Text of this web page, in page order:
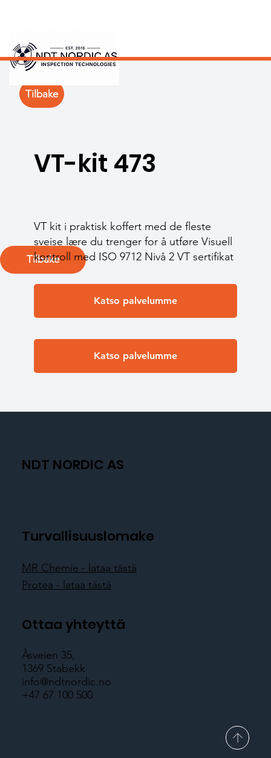
Tilbake
VT-kit 473
VT kit i praktisk koffert med de fleste
sveise lære du trenger for å utføre Visuell
kontroll med ISO 9712 Nivå 2 VT sertifikat
Katso palvelumme
Katso palvelumme
Tilbake
NDT NORDIC AS
Turvallisuuslomake
MR Chemie - lataa tästä
Protea - lataa tästä
Ottaa yhteyttä
Åsveien 35,
1369 Stabekk
info@ndtnordic.no
+47 67 100 500